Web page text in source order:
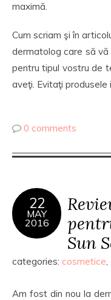
maximă.
Cum scriam şi în
dermatolog care să
pentru tipul vostru de
aveţi. Evitaţi produsele
0 comments
22
MAY
2016
Sun
categories: cosmetice,
Am fost din nou la